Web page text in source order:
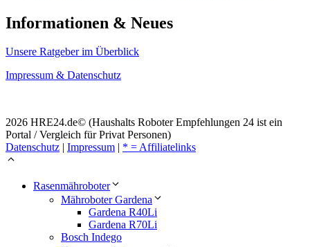
Informationen & Neues
Unsere Ratgeber im Überblick
Impressum & Datenschutz
2026 HRE24.de© (Haushalts Roboter Empfehlungen 24 ist ein
Portal / Vergleich für Privat Personen)
Datenschutz | Impressum | * = Affiliatelinks
Rasenmähroboter
Mähroboter Gardena
Gardena R40Li
Gardena R70Li
Bosch Indego